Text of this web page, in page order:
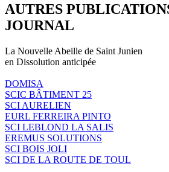
AUTRES
JOURNAL
La Nouvelle Abeille de Saint Junien
en Dissolution anticipée
DOMISA
SCIC BÂTIMENT 25
SCI AURELIEN
EURL FERREIRA PINTO
SCI LEBLOND LA SALIS
EREMUS SOLUTIONS
SCI BOIS JOLI
SCI DE LA ROUTE DE TOUL